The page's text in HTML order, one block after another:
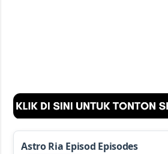
Astro Ria Episod Episodes